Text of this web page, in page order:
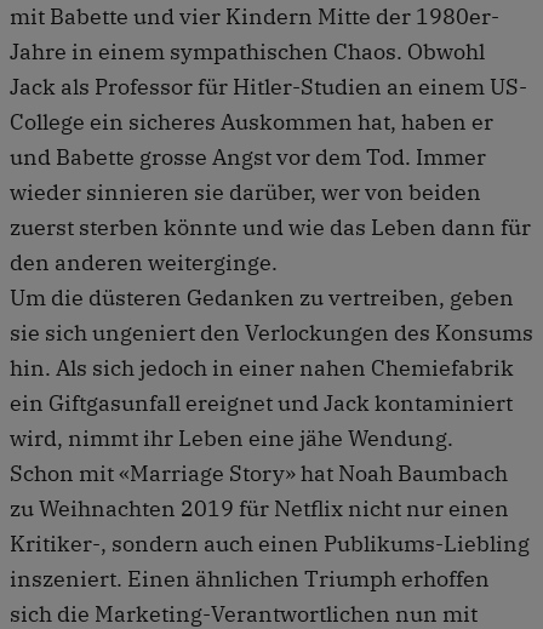
mit Babette und vier Kindern Mitte der 1980er-
Jahre in einem sympathischen Chaos. Obwohl
Jack als Professor für Hitler-Studien an einem US-
College ein sicheres Auskommen hat, haben er
und Babette grosse Angst vor dem Tod. Immer
wieder sinnieren sie darüber, wer von beiden
zuerst sterben könnte und wie das Leben dann für
den anderen weiterginge.
Um die düsteren Gedanken zu vertreiben, geben
sie sich ungeniert den Verlockungen des Konsums
hin. Als sich jedoch in einer nahen Chemiefabrik
ein Giftgasunfall ereignet und Jack kontaminiert
wird, nimmt ihr Leben eine jähe Wendung.
Schon mit «Marriage Story» hat Noah Baumbach
zu Weihnachten 2019 für Netflix nicht nur einen
Kritiker-, sondern auch einen Publikums-Liebling
inszeniert. Einen ähnlichen Triumph erhoffen
sich die Marketing-Verantwortlichen nun mit